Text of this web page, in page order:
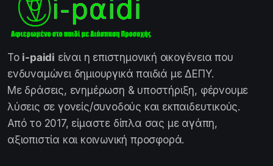
Το i-paidi είναι η επιστημονική οικογένεια που
ενδυναμώνει δημιουργικά παιδιά με ΔΕΠΥ.
Με δράσεις, ενημέρωση & υποστήριξη, φέρνουμε
λύσεις σε γονείς/συνοδούς και εκπαιδευτικούς.
Από το 2017, είμαστε δίπλα σας με αγάπη,
αξιοπιστία και κοινωνική προσφορά.